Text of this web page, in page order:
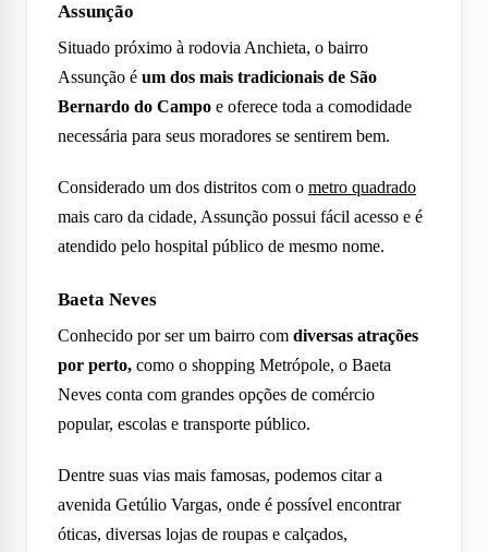
Assunção
Situado próximo à rodovia Anchieta, o bairro
Assunção é um dos mais tradicionais de São
Bernardo do Campo e oferece toda a comodidade
necessária para seus moradores se sentirem bem.
Considerado um dos distritos com o metro quadrado
mais caro da cidade, Assunção possui fácil acesso e é
atendido pelo hospital público de mesmo nome.
Baeta Neves
Conhecido por ser um bairro com diversas atrações
por perto, como o shopping Metrópole, o Baeta
Neves conta com grandes opções de comércio
popular, escolas e transporte público.
Dentre suas vias mais famosas, podemos citar a
avenida Getúlio Vargas, onde é possível encontrar
óticas, diversas lojas de roupas e calçados,